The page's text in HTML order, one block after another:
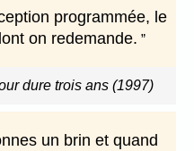
programmée, le
on redemande.
dure trois ans (1997)
un brin et quand